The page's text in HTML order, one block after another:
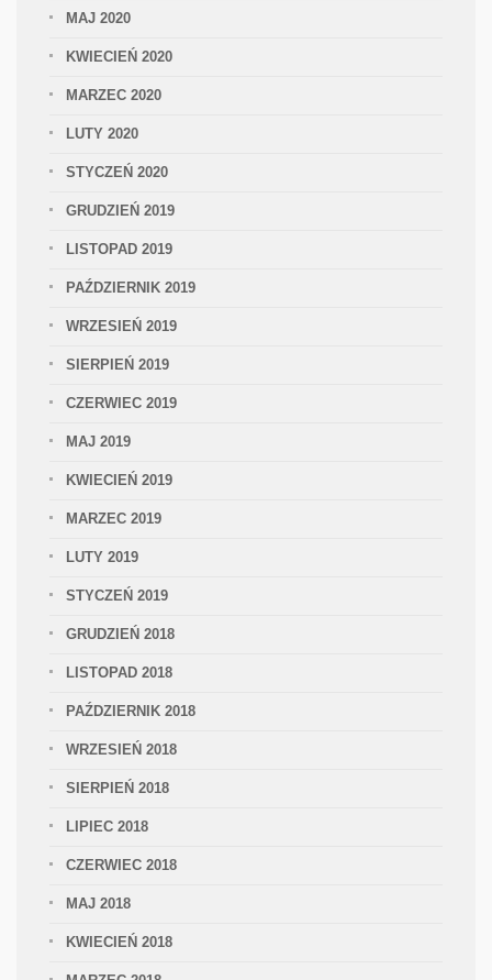
MAJ 2020
KWIECIEŃ 2020
MARZEC 2020
LUTY 2020
STYCZEŃ 2020
GRUDZIEŃ 2019
LISTOPAD 2019
PAŹDZIERNIK 2019
WRZESIEŃ 2019
SIERPIEŃ 2019
CZERWIEC 2019
MAJ 2019
KWIECIEŃ 2019
MARZEC 2019
LUTY 2019
STYCZEŃ 2019
GRUDZIEŃ 2018
LISTOPAD 2018
PAŹDZIERNIK 2018
WRZESIEŃ 2018
SIERPIEŃ 2018
LIPIEC 2018
CZERWIEC 2018
MAJ 2018
KWIECIEŃ 2018